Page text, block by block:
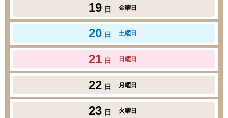
19 日 金曜日
20 日 土曜日
21 日 日曜日
22 日 月曜日
23 日 火曜日